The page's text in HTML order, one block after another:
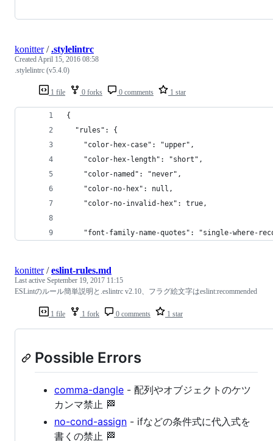
1 file 0 forks 0 comments 1 star
konitter/.stylelintrc
CreatedApril 15, 2016 08:58
.stylelintrc (v5.4.0)
{
  "rules": {
    "color-hex-case": "upper",
    "color-hex-length": "short",
    "color-named": "never",
    "color-no-hex": null,
    "color-no-invalid-hex": true,
"font-family-name-quotes": "single-where-
1 file 1 fork 0 comments 1 star
konitter/eslint-rules.md
Last active September 19, 2017 11:15
ESLintのルール簡単説明と.eslintrc v2.10、フラグ絵文字はeslint:recommended
Possible Errors
comma-dangle - 配列やオブジェクトのケツ
カンマ禁止 🏁
no-cond-assign - ifなどの条件式に代入式を
書くの禁止 🏁